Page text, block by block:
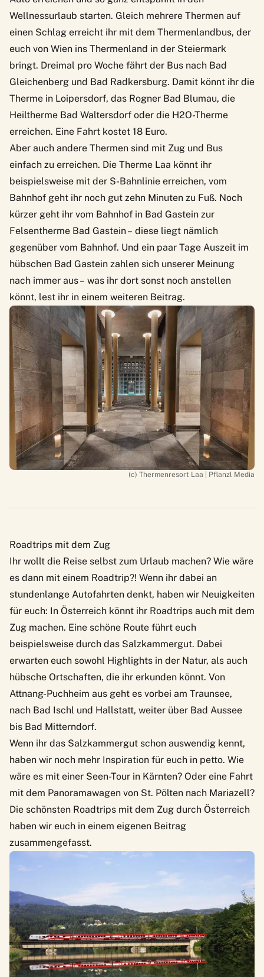
Wellnessurlaub starten. Gleich mehrere Thermen auf
einen Schlag erreicht ihr mit dem Thermenlandbus, der
euch von Wien ins Thermenland in der Steiermark
bringt. Dreimal pro Woche fährt der Bus nach Bad
Gleichenberg und Bad Radkersburg. Damit könnt ihr die
Therme in Loipersdorf, das Rogner Bad Blumau, die
Heiltherme Bad Waltersdorf oder die H2O-Therme
erreichen. Eine Fahrt kostet 18 Euro.
Aber auch andere Thermen sind mit Zug und Bus
einfach zu erreichen. Die Therme Laa könnt ihr
beispielsweise mit der S-Bahnlinie erreichen, vom
Bahnhof geht ihr noch gut zehn Minuten zu Fuß. Noch
kürzer geht ihr vom Bahnhof in Bad Gastein zur
Felsentherme Bad Gastein – diese liegt nämlich
gegenüber vom Bahnhof. Und ein paar Tage Auszeit im
hübschen Bad Gastein zahlen sich unserer Meinung
nach immer aus – was ihr dort sonst noch anstellen
könnt, lest ihr in einem weiteren Beitrag.
(c) Thermenresort Laa | Pflanzl Media
Roadtrips mit dem Zug
Ihr wollt die Reise selbst zum Urlaub machen? Wie wäre
es dann mit einem Roadtrip?! Wenn ihr dabei an
stundenlange Autofahrten denkt, haben wir Neuigkeiten
für euch: In Österreich könnt ihr Roadtrips auch mit dem
Zug machen. Eine schöne Route führt euch
beispielsweise durch das Salzkammergut. Dabei
erwarten euch sowohl Highlights in der Natur, als auch
hübsche Ortschaften, die ihr erkunden könnt. Von
Attnang-Puchheim aus geht es vorbei am Traunsee,
nach Bad Ischl und Hallstatt, weiter über Bad Aussee
bis Bad Mitterndorf.
Wenn ihr das Salzkammergut schon auswendig kennt,
haben wir noch mehr Inspiration für euch in petto. Wie
wäre es mit einer Seen-Tour in Kärnten? Oder eine Fahrt
mit dem Panoramawagen von St. Pölten nach Mariazell?
Die schönsten Roadtrips mit dem Zug durch Österreich
haben wir euch in einem eigenen Beitrag
zusammengefasst.